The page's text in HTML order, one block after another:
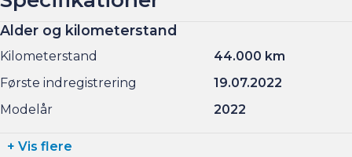
Alder og kilometerstand
Kilometerstand
44.000 km
Første indregistrering
19.07.2022
Modelår
2022
+ Vis flere